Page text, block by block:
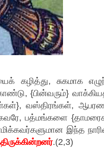
கழித்து, சுகமாக
{பின்வரும்}
வஸ்திரங்கள்,
பத்மங்களை
இந்த
.(2,3)